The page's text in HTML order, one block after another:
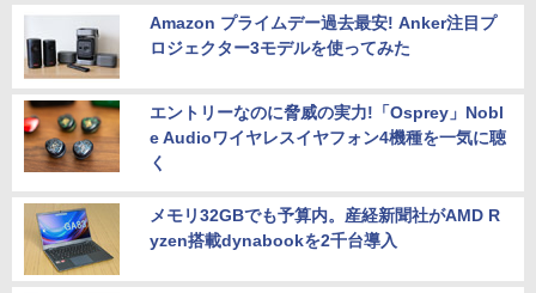
Amazon プライムデー過去最安! Anker注目プ
ロジェクター3モデルを使ってみた
エントリーなのに脅威の実力!「Osprey」Nobl
e Audioワイヤレスイヤフォン4機種を一気に聴
く
メモリ32GBでも予算内。産経新聞社がAMD R
yzen搭載dynabookを2千台導入